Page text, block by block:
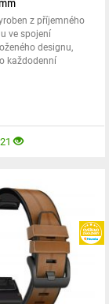
z příjemného
ve spojení
designu,
každodenní